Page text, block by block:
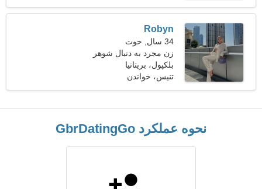
Robyn
34 سال, حوت
زن مجرد به دنبال شوهر
بلکپول، بریتانیا
تنیس، خواندن
نحوه عملکرد GbrDatingGo